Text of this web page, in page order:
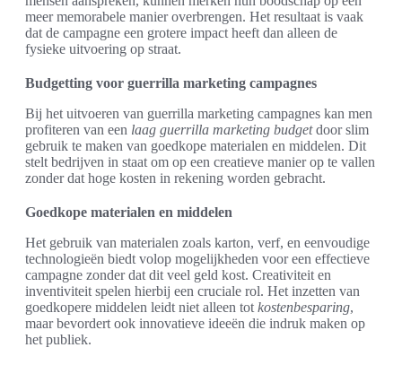
meer memorabele manier overbrengen. Het resultaat is vaak
dat de campagne een grotere impact heeft dan alleen de
fysieke uitvoering op straat.
Budgetting voor guerrilla marketing campagnes
Bij het uitvoeren van guerrilla marketing campagnes kan men
profiteren van een laag guerrilla marketing budgetdoor slim
gebruik te maken van goedkope materialen en middelen. Dit
stelt bedrijven in staat om op een creatieve manier op te vallen
zonder dat hoge kosten in rekening worden gebracht.
Goedkope materialen en middelen
Het gebruik van materialen zoals karton, verf, en eenvoudige
technologieën biedt volop mogelijkheden voor een effectieve
campagne zonder dat dit veel geld kost. Creativiteit en
inventiviteit spelen hierbij een cruciale rol. Het inzetten van
goedkopere middelen leidt niet alleen tot kostenbesparing,
maar bevordert ook innovatieve ideeën die indruk maken op
het publiek.